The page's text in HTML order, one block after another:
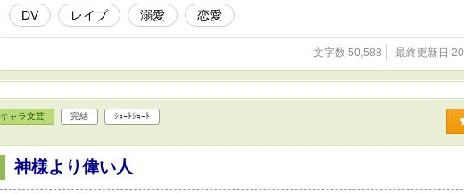
DV
レイプ 溺愛 恋愛
文字数 50,588 最終更新日
キャラ文芸 完結 ｼｮｰﾄｼｮｰﾄ
神様より偉い人